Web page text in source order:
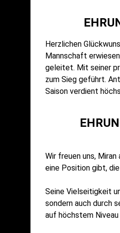
Herzlichen
Mannschaft
geleitet. Mit seiner
zum Sieg geführt.
Saison verdient
Wir freuen uns,
eine Position gibt,
Seine Vielseitigkeit
sondern auch durch
auf höchstem